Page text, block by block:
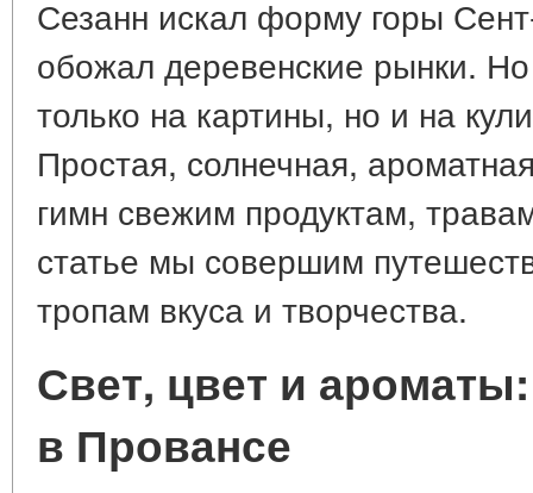
Сезанн искал форму горы
обожал деревенские рынки.
только на картины, но и на
Простая, солнечная,
гимн свежим продуктам,
статье мы совершим
тропам вкуса и творчества.
Свет, цвет и
в Провансе